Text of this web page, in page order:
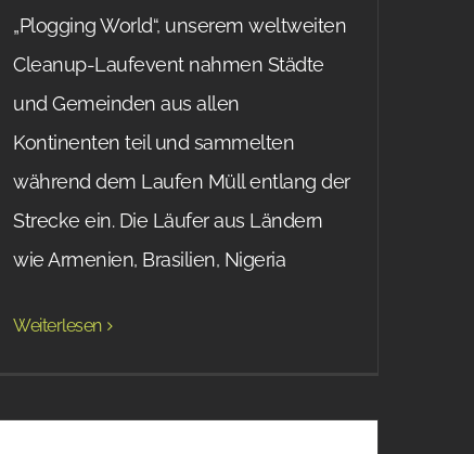
„Plogging World“, unserem weltweiten
Cleanup-Laufevent nahmen Städte
und Gemeinden aus allen
Kontinenten teil und sammelten
während dem Laufen Müll entlang der
Strecke ein. Die Läufer aus Ländern
wie Armenien, Brasilien, Nigeria
Weiterlesen